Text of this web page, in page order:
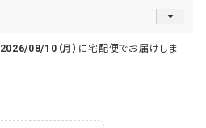
2026/08/10（月） に宅配便でお届けしま